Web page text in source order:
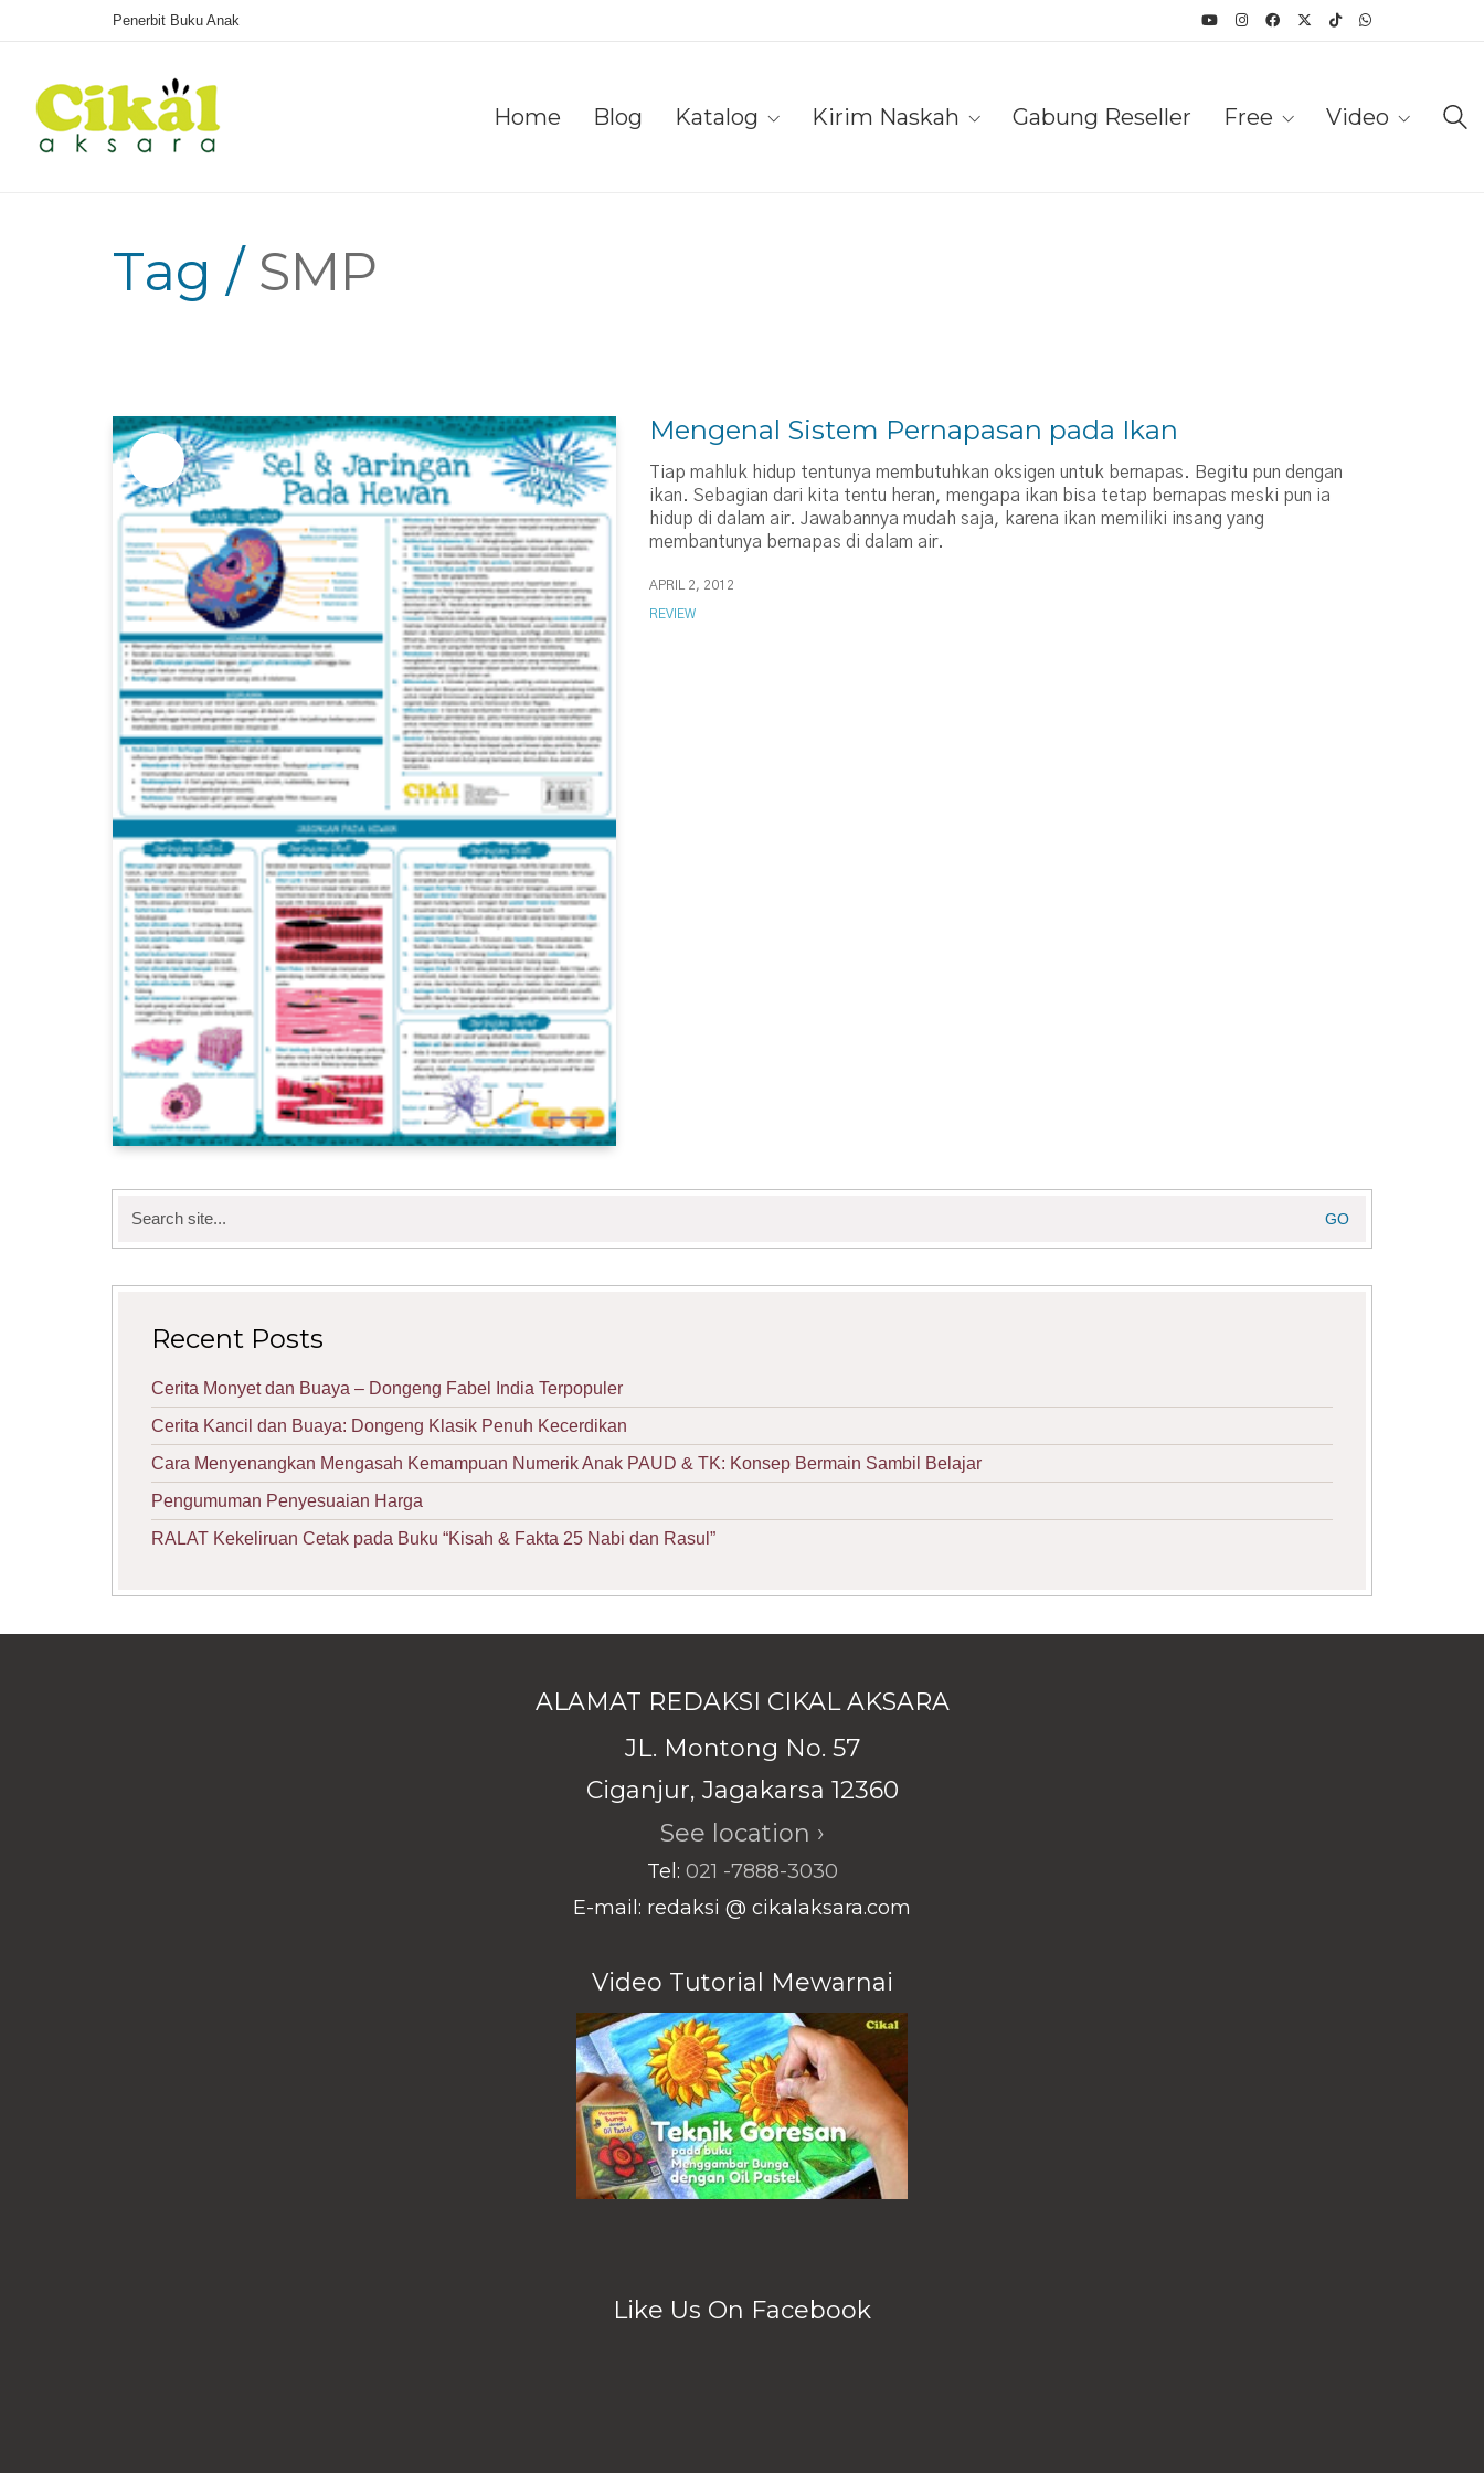
Penerbit Buku Anak
Home Blog Katalog Kirim Naskah Gabung Reseller Free Video
Tag / SMP
Mengenal Sistem Pernapasan pada Ikan
Tiap mahluk hidup tentunya membutuhkan oksigen untuk bernapas. Begitu pun dengan
ikan. Sebagian dari kita tentu heran, mengapa ikan bisa tetap bernapas meski pun ia
hidup di dalam air. Jawabannya mudah saja, karena ikan memiliki insang yang
membantunya bernapas di dalam air.
APRIL 2, 2012
REVIEW
for:
Recent Posts
Cerita Monyet dan Buaya – Dongeng Fabel India Terpopuler
Cerita Kancil dan Buaya: Dongeng Klasik Penuh Kecerdikan
Cara Menyenangkan Mengasah Kemampuan Numerik Anak PAUD & TK: Konsep Bermain Sambil Belajar
Pengumuman Penyesuaian Harga
RALAT Kekeliruan Cetak pada Buku “Kisah & Fakta 25 Nabi dan Rasul”
ALAMAT REDAKSI CIKAL AKSARA
JL. Montong No. 57
Ciganjur, Jagakarsa 12360
See location ›
Tel: 021 -7888-3030
E-mail: redaksi @ cikalaksara.com
Video Tutorial Mewarnai
Like Us On Facebook